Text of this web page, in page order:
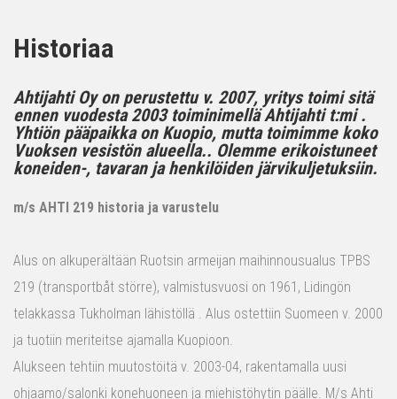
Historiaa
Ahtijahti Oy on perustettu v. 2007, yritys toimi sitä
ennen vuodesta 2003 toiminimellä Ahtijahti t:mi .
Yhtiön pääpaikka on Kuopio, mutta toimimme koko
Vuoksen vesistön alueella.. Olemme erikoistuneet
koneiden-, tavaran ja henkilöiden järvikuljetuksiin.
m/s AHTI 219 historia ja varustelu
Alus on alkuperältään Ruotsin armeijan maihinnousualus TPBS
219 (transportbåt större), valmistusvuosi on 1961, Lidingön
telakkassa Tukholman lähistöllä . Alus ostettiin Suomeen v. 2000
ja tuotiin meriteitse ajamalla Kuopioon.
Alukseen tehtiin muutostöitä v. 2003-04, rakentamalla uusi
ohjaamo/salonki konehuoneen ja miehistöhytin päälle. M/s Ahti